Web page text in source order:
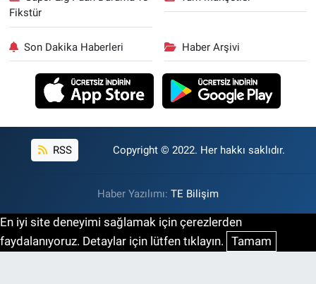
Fikstür
Son Dakika Haberleri Haber Arşivi
RSS Copyright © 2022. Her hakkı saklıdır.
Haber Yazılımı: TE Bilişim
En iyi site deneyimi sağlamak için çerezlerden
faydalanıyoruz. Detaylar için lütfen tıklayın. Tamam